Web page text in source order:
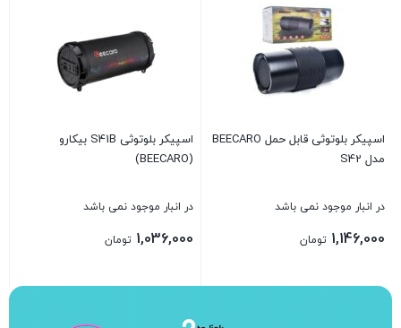
اسپیکر بلوتوثی قابل حمل BEECARO
مدل S42
در انبار موجود نمی باشد
1,146,000 تومان
اسپیکر بلوتوثی S41B بیکارو
(BEECARO)
در انبار موجود نمی باشد
1,036,000 تومان